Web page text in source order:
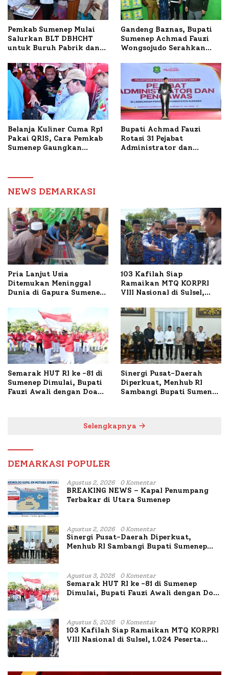
Pemkab Sumenep Mulai
Salurkan BLT DBHCHT
untuk Buruh Pabrik dan
Gandeng Baznas, Bupati
Sumenep Achmad Fauzi
Wongsojudo Serahkan
Dua Kecamatan
Belanja Kuliner Cuma Rp1
Pakai QRIS, Cara Pemkab
Sumenep Gaungkan
Bupati Achmad Fauzi
Rotasi 31 Pejabat
Administrator dan
NEWS DEMARKASI
Pria Lanjut Usia
Ditemukan Meninggal
Dunia di Gapura Sumenep,
103 Kafilah Siap
Ramaikan MTQ KORPRI
VIII Nasional di Sulsel,
Semarak HUT RI ke -81 di
Sumenep Dimulai, Bupati
Fauzi Awali dengan Doa
Sinergi Pusat-Daerah
Diperkuat, Menhub RI
Sambangi Bupati Sumenep
Selengkapnya
DEMARKASI POPULER
Agustus 2, 2026 0 Komentar
BREAKING NEWS – Kapal Penumpang
Terbakar di Utara Sumenep
Agustus 2, 2026 0 Komentar
Sinergi Pusat-Daerah Diperkuat,
Menhub RI Sambangi Bupati Sumenep
Agustus 3, 2026 0 Komentar
Semarak HUT RI ke -81 di Sumenep
Dimulai, Bupati Fauzi Awali dengan Doa
Agustus 5, 2026 0 Komentar
103 Kafilah Siap Ramaikan MTQ KORPRI
VIII Nasional di Sulsel, 1.024 Peserta